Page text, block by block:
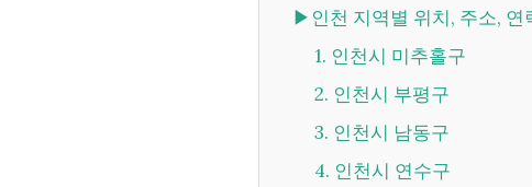
▶인천 지역별 위치, 주소, 연
1. 인천시 미추홀구
2. 인천시 부평구
3. 인천시 남동구
4. 인천시 연수구